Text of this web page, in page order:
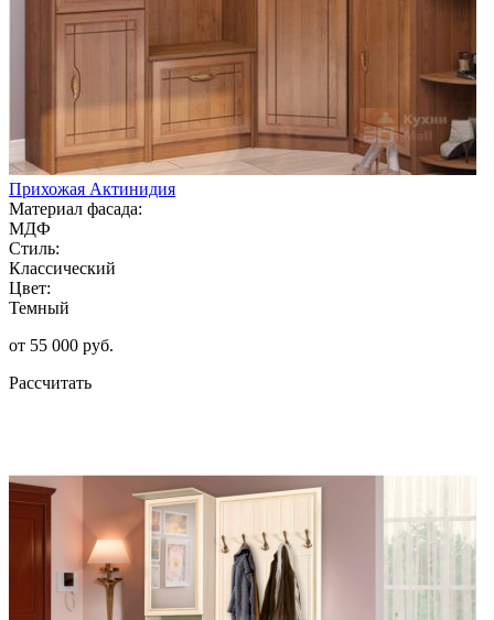
Прихожая Актинидия
Материал фасада:
МДФ
Стиль:
Классический
Цвет:
Темный
от 55 000 руб.
Рассчитать